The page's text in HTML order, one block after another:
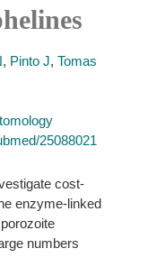
, Pinto J, Tomas
25088021
cost-
enzyme-linked
numbers